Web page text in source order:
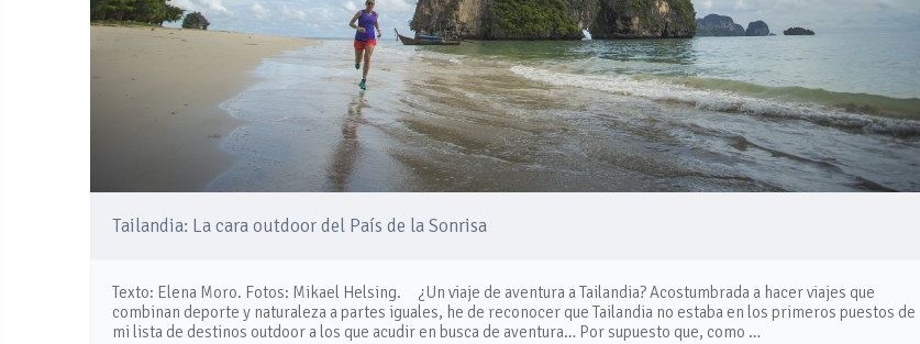
Tailandia: La cara outdoor del País de la Sonrisa
Texto: Elena Moro. Fotos: Mikael Helsing. ¿Un viaje de aventura a Tailandia? Acostumbrada a hacer viajes que
combinan deporte y naturaleza a partes iguales, he de reconocer que Tailandia no estaba en los primeros puestos de
mi lista de destinos outdoor a los que acudir en busca de aventura… Por supuesto que, como …